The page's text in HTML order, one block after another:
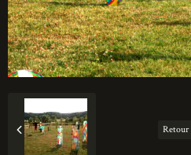
Retour